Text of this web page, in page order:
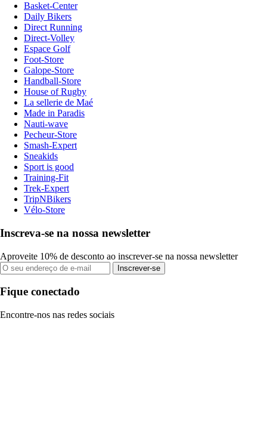
Basket-Center
Daily Bikers
Direct Running
Direct-Volley
Espace Golf
Foot-Store
Galope-Store
Handball-Store
House of Rugby
La sellerie de Maé
Made in Paradis
Nauti-wave
Pecheur-Store
Smash-Expert
Sneakids
Sport is good
Training-Fit
Trek-Expert
TripNBikers
Vélo-Store
Inscreva-se na nossa newsletter
Aproveite 10% de desconto ao inscrever-se na nossa newsletter
Inscrever-se
Fique conectado
Encontre-nos nas redes sociais